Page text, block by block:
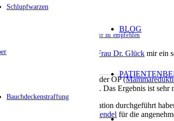
Schlupfwarzen
Bauchdeckenstraffung
BLOG
bei Frau Dr. Glück sehr zu empfehlen
Rosental entschieden, da Frau Dr. Glück mir ein
sehr gut informiert gefühlt.
konnte ich mich vor und nach der OP
weiterhin gut heilen werden. Das Ergebnis ist
, die die Operation durchgeführt
Kontakt und
Frau Dr. Mendel für die